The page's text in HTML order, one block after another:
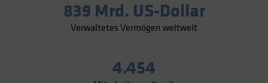
839 Mrd. US-Dollar
Verwaltetes Vermögen weltweit
4.454